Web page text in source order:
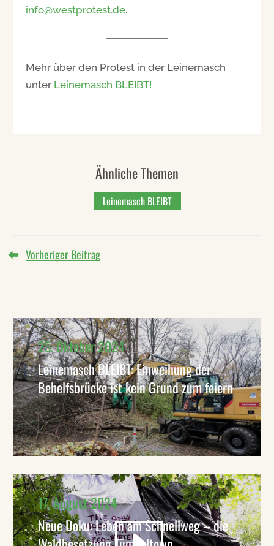
info@westprotest.de.
Mehr über den Protest in der Leinemasch
unter Leinemasch BLEIBT!
Ähnliche Themen
Leinemasch BLEIBT
Vorheriger Beitrag
25. Oktober 2024
Leinemasch BLEIBT: Einweihung der
Behelfsbrücke ist kein Grund zum feiern
17. August 2024
Neue Doku: Leben am Schnellweg – die